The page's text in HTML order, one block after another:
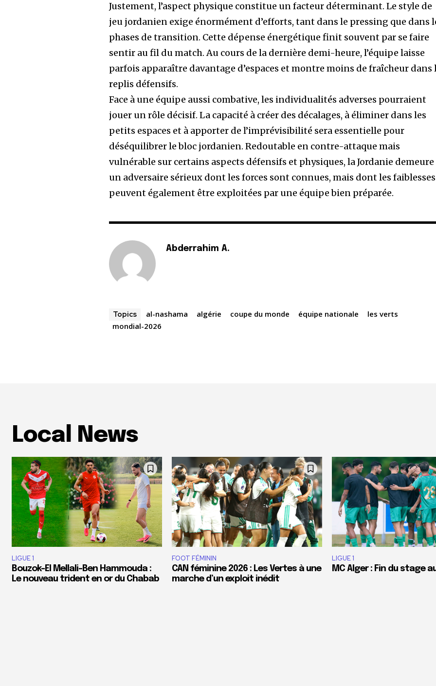
Justement, l’aspect physique constitue un facteur déterminant. Le style de
jeu jordanien exige énormément d’efforts, tant dans le pressing que dans
phases de transition. Cette dépense énergétique finit souvent par se faire
sentir au fil du match. Au cours de la dernière demi-heure, l’équipe laisse
parfois apparaître davantage d’espaces et montre moins de fraîcheur dans
replis défensifs.
Face à une équipe aussi combative, les individualités adverses pourraient
jouer un rôle décisif. La capacité à créer des décalages, à éliminer dans les
petits espaces et à apporter de l’imprévisibilité sera essentielle pour
déséquilibrer le bloc jordanien. Redoutable en contre-attaque mais
vulnérable sur certains aspects défensifs et physiques, la Jordanie demeure
un adversaire sérieux dont les forces sont connues, mais dont les faiblesses
peuvent également être exploitées par une équipe bien préparée.
Abderrahim A.
Topics al-nashama algérie coupe du monde équipe nationale
les verts
mondial-2026
Local News
LIGUE 1
Bouzok-El Mellali-Ben Hammouda :
Le nouveau trident en or du Chabab
FOOT FÉMININ
CAN féminine 2026 : Les Vertes à une
marche d’un exploit inédit
LIGUE 1
MC Alger : Fin du stage